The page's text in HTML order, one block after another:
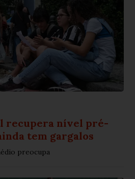
recupera nível pré-
tem gargalos
preocupa